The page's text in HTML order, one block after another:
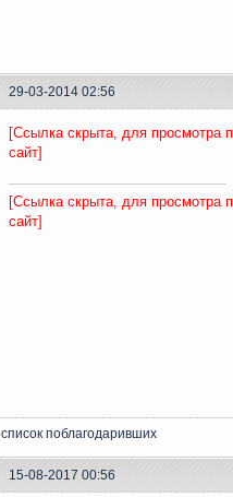
29-03-2014 02:56
[Ссылка скрыта, для просмотра
сайт]
[Ссылка скрыта, для просмотра
сайт]
список поблагодаривших
15-08-2017 00:56